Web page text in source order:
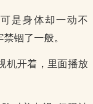
是身体却一动不
锢了一般。
机开着，里面播放